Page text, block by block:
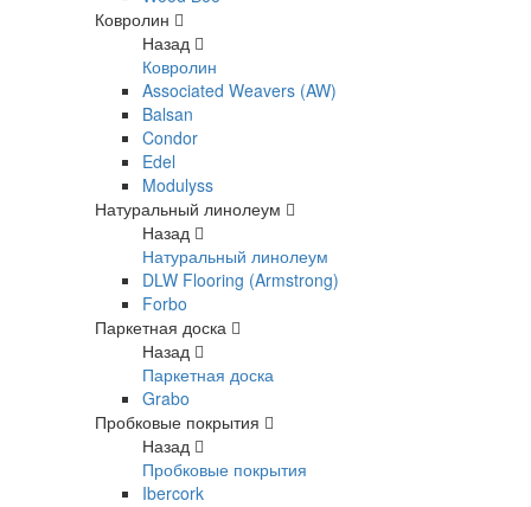
Ковролин
Назад
Ковролин
Associated Weavers (AW)
Balsan
Condor
Edel
Modulyss
Натуральный линолеум
Назад
Натуральный линолеум
DLW Flooring (Armstrong)
Forbo
Паркетная доска
Назад
Паркетная доска
Grabo
Пробковые покрытия
Назад
Пробковые покрытия
Ibercork